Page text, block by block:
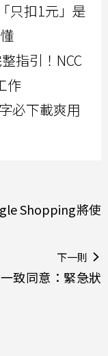
只扣1元」是
指引！NCC
作
必下載爽用
Shopping將使
下一則
致同意：緊急狀